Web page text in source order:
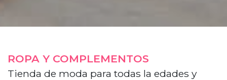
ROPA Y COMPLEMENTOS
Tienda de moda para todas la edades y